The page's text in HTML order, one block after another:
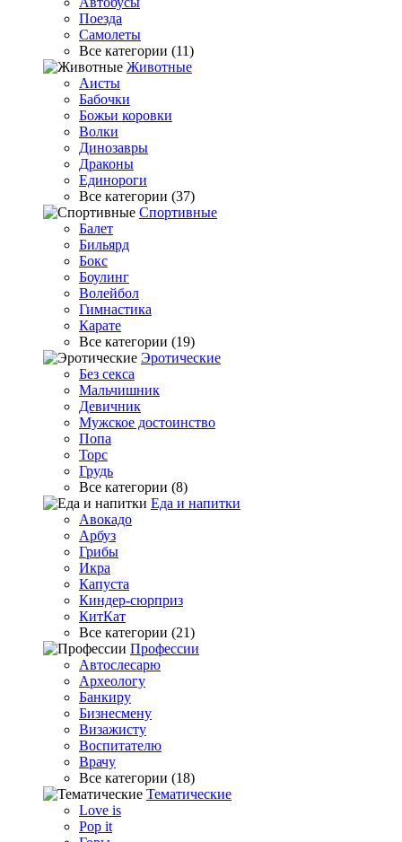
Поезда
Самолеты
Все категории (11)
Животные
Аисты
Бабочки
Божьи коровки
Волки
Динозавры
Драконы
Единороги
Все категории (37)
Спортивные
Балет
Бильярд
Бокс
Боулинг
Волейбол
Гимнастика
Карате
Все категории (19)
Эротические
Без секса
Мальчишник
Девичник
Мужское достоинство
Попа
Торс
Грудь
Все категории (8)
Еда и напитки
Авокадо
Арбуз
Грибы
Икра
Капуста
Киндер-сюрприз
КитКат
Все категории (21)
Профессии
Автослесарю
Археологу
Банкиру
Бизнесмену
Визажисту
Воспитателю
Врачу
Все категории (18)
Тематические
Love is
Pop it